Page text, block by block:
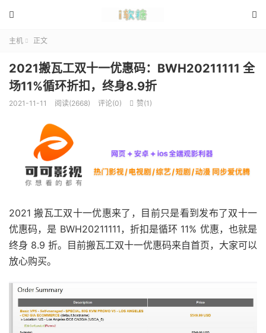


主机  正文
2021搬瓦工双十一优惠码：BWH20211111 全
场11%循环折扣，终身8.9折
2021-11-11 阅读(2668) 评论(0)  赞(1 )
2021 搬瓦工双十一优惠来了，目前只是看到发布了双十一
优惠码，是 BWH20211111，折扣是循环 11% 优惠，也就是
终身 8.9 折。目前搬瓦工双十一优惠码来自首页，大家可以
放心购买。